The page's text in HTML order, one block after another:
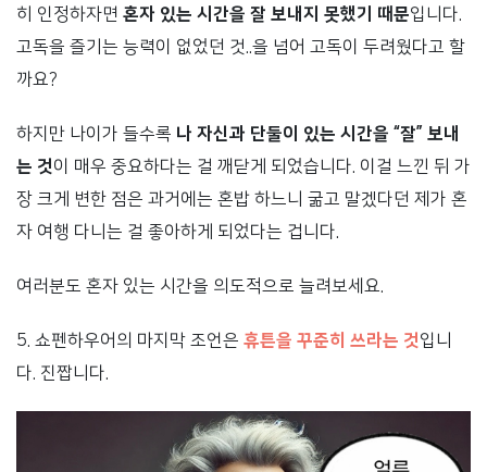
히 인정하자면 혼자 있는 시간을 잘 보내지 못했기 때문입니다.
고독을 즐기는 능력이 없었던 것..을 넘어 고독이 두려웠다고 할
까요?
하지만 나이가 들수록 나 자신과 단둘이 있는 시간을 “잘” 보내
는 것이 매우 중요하다는 걸 깨닫게 되었습니다. 이걸 느낀 뒤 가
장 크게 변한 점은 과거에는 혼밥 하느니 굶고 말겠다던 제가 혼
자 여행 다니는 걸 좋아하게 되었다는 겁니다.
여러분도 혼자 있는 시간을 의도적으로 늘려보세요.
5. 쇼펜하우어의 마지막 조언은 휴튼을 꾸준히 쓰라는 것입니
다. 진짭니다.